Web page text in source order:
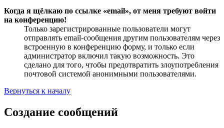
Когда я щёлкаю по ссылке «email», от меня требуют войти
на конференцию!
Только зарегистрированные пользователи могут
отправлять email-сообщения другим пользователям через
встроенную в конференцию форму, и только если
администратор включил такую возможность. Это
сделано для того, чтобы предотвратить злоупотребления
почтовой системой анонимными пользователями.
Вернуться к началу
Создание сообщений